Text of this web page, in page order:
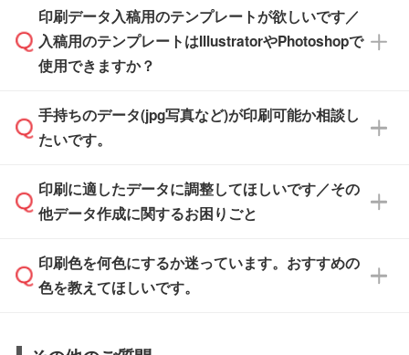
※土日祝日を除く営業日換算です。
※沖縄・離島は追加日数がかかります。
ザインソフトがなくても安心です。
また、「データ作成サービス
せいただければ、弊社にて無料でデザインデー
タを1点作成いたします。
IllustratorやPhotoshop、CLIP STUDIOなどのデ
ザインソフトでこだわりのデザインを作成した
い方は、完全データ入稿
積・ご注文フォームにアップロードしてご入稿
ください。
ご入稿後は経験豊富なスタッフがデータに不備
がないかチェックし、お客様と確認してから印
刷に進みますので、ご安心ください。
印刷データ入稿用のテンプレートが欲しいです／
入稿用のテンプレートはIllustratorやPhotoshopで
使用できますか？
一部商品は入稿用テンプレートのご用意があり
ます。各商品ページの『印刷方法・テンプレー
入稿用のテンプレートはPDF形式ですが、
IllustratorやPhotoshopで開いてご利用いただけ
方」をご確認ください。
手持ちのデータ(jpg写真など)が印刷可能か相談し
たいです。
印刷に適したデータ・解像度かどうか、担当ス
タッフが事前に確認いたします。
ムへ添付いただくか、担当スタッフ宛にメール
でお送りください。
印刷に適したデータに調整してほしいです／その
他データ作成に関するお困りごと
データ作成でお困りの際には、担当スタッフが
サポートいたしますのでお気軽にご相談くださ
印刷色を何色にするか迷っています。おすすめの
色を教えてほしいです。
お見積・ご注文・